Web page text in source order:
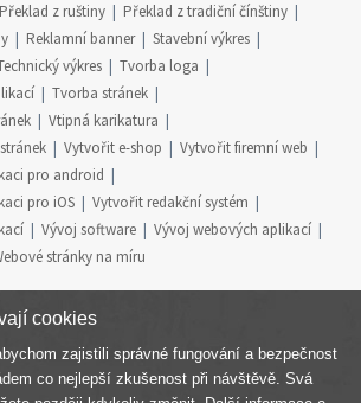
Překlad z ruštiny
Překlad z tradiční čínštiny
Reklamní banner
Stavební výkres
výkres
Tvorba loga
Tvorba stránek
Vtipná karikatura
Vytvořit e-shop
Vytvořit firemní web
pro android
pro iOS
Vytvořit redakční systém
Vývoj software
Vývoj webových aplikací
stránky na míru
cookies
zajistili správné fungování a bezpečnost
co nejlepší zkušenost při návštěvě. Svá